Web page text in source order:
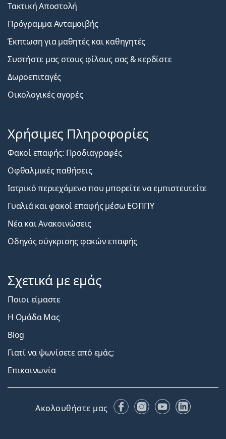
Τακτική Αποστολή
Πρόγραμμα Ανταμοιβής
Έκπτωση για μαθητές και καθηγητές
Συστήστε μας στους φίλους σας & κερδίστε
Δωροεπιταγές
Οικολογικές αγορές
Χρήσιμες Πληροφορίες
Φακοί επαφής: Προδιαγραφές
Οφθαλμικές παθήσεις
Ιατρικό περιεχόμενο που μπορείτε να εμπιστευτείτε
Γυαλιά και φακοί επαφής μέσω ΕΟΠΠΥ
Νέα και Ανακοινώσεις
Οδηγός σύγκρισης φακών επαφής
Σχετικά με εμάς
Ποιοι είμαστε
Η Ομάδα Μας
Blog
Γιατί να ψωνίσετε από εμάς;
Επικοινωνία
Ακολουθήστε μας FacebookInstagram
YouTubeLinkedIn